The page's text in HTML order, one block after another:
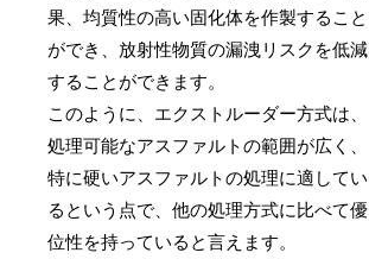
果、均質性の高い固化体を作製すること
ができ、放射性物質の漏洩リスクを低減
することができます。
このように、エクストルーダー方式は、
処理可能なアスファルトの範囲が広く、
特に硬いアスファルトの処理に適してい
るという点で、他の処理方式に比べて優
位性を持っていると言えます。